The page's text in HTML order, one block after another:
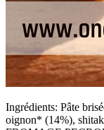
Ingrédients: Pâte
oignon* (14%),